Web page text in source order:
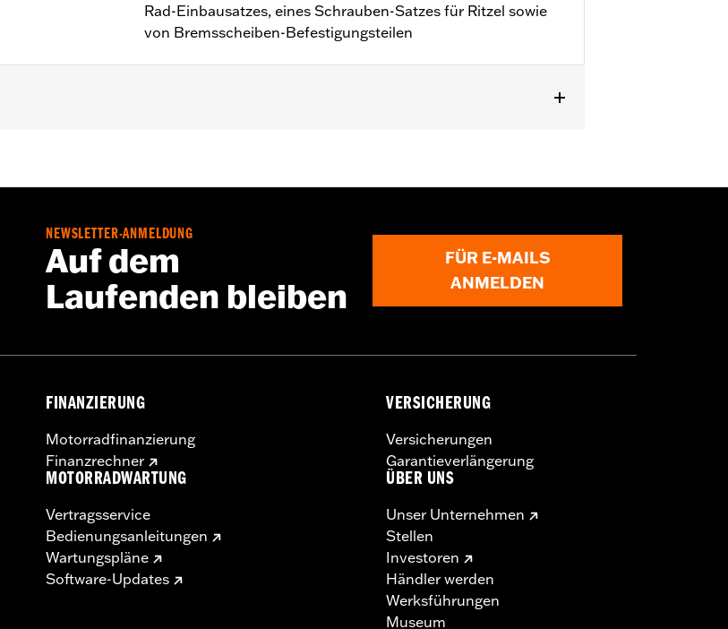
Rad-Einbausatzes, eines Schrauben-Satzes für Ritzel sowie
von Bremsscheiben-Befestigungsteilen
erhältliches Rad-Einbaukit, ein Schrauben-Kit für Ritzel und
Weitere Einzelheiten siehe Montageanleitung. Der Einbau erfordert
Reifen in der Radgröße.
NEWSLETTER-ANMELDUNG
Auf dem
Laufenden bleiben
FÜR E-MAILS
ANMELDEN
FINANZIERUNG
Motorradfinanzierung
Finanzrechner
MOTORRADWARTUNG
Vertragsservice
Bedienungsanleitungen
Wartungspläne
Software-Updates
VERSICHERUNG
Versicherungen
Garantieverlängerung
ÜBER UNS
Unser Unternehmen
Stellen
Investoren
Händler werden
Werksführungen
Museum